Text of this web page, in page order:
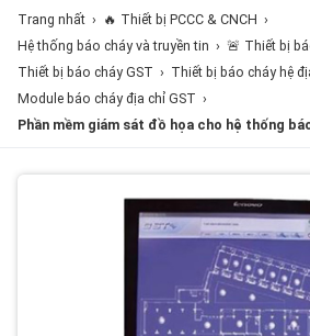
Trang nhất › 🔥 Thiết bị PCCC & CNCH ›
Hệ thống báo cháy và truyền tin › 🚨 Thiết bị
Thiết bị báo cháy GST › Thiết bị báo cháy hệ
Module báo cháy địa chỉ GST ›
Phần mềm giám sát đồ họa cho hệ thống